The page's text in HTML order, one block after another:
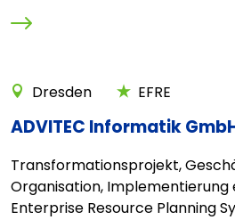
Dresden EFRE
ADVITEC Informatik
Transformationsprojekt,
Organisation, Implementierung
Enterprise Resource Planning